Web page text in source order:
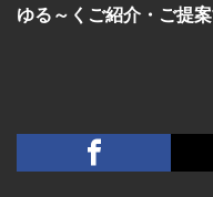
ゆる～くご紹介・ご提